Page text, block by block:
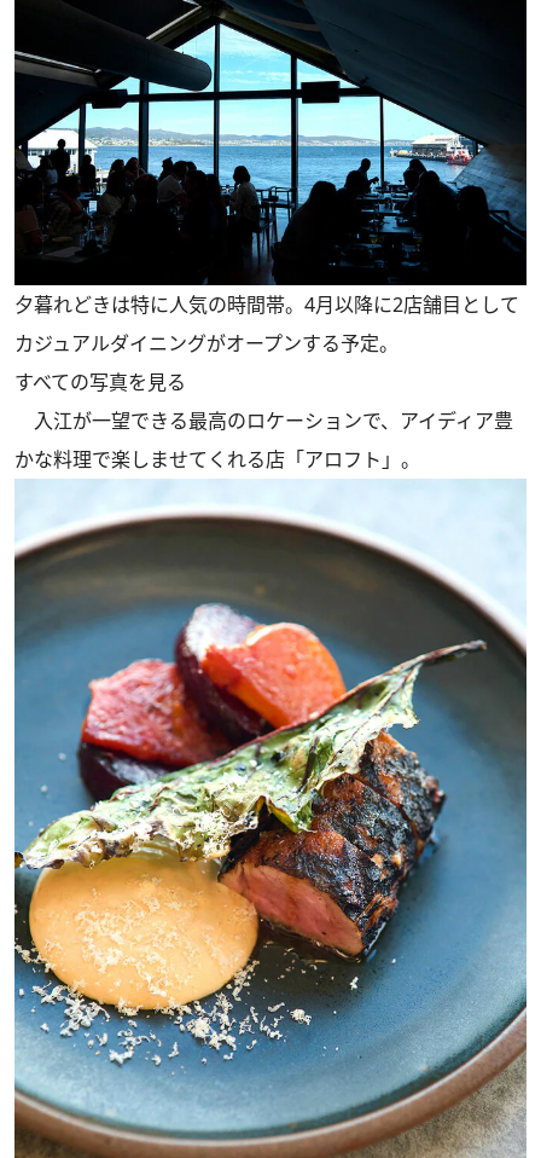
夕暮れどきは特に人気の時間帯。4月以降に2店舗目として
カジュアルダイニングがオープンする予定。
すべての写真を見る
入江が一望できる最高のロケーションで、アイディア豊
かな料理で楽しませてくれる店「アロフト」。